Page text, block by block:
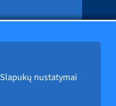
Slapukų nustatymai